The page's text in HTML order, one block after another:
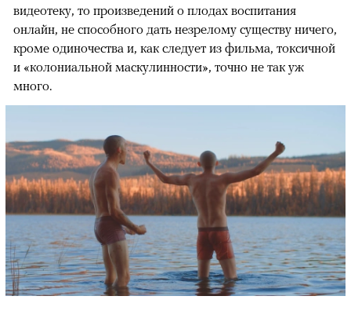
видеотеку, то произведений о плодах воспитания
онлайн, не способного дать незрелому существу ничего,
кроме одиночества и, как следует из фильма, токсичной
и «колониальной маскулинности», точно не так уж
много.